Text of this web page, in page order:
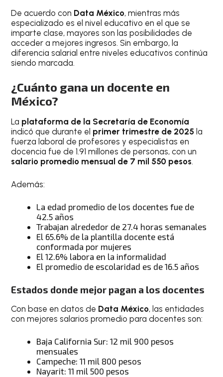
De acuerdo con Data México, mientras más
especializado es el nivel educativo en el que se
imparte clase, mayores son las posibilidades de
acceder a mejores ingresos. Sin embargo, la
diferencia salarial entre niveles educativos continúa
siendo marcada.
¿Cuánto gana un docente en
México?
La plataforma de la Secretaría de Economía
indicó que durante el primer trimestre de 2025 la
fuerza laboral de profesores y especialistas en
docencia fue de 1.91 millones de personas, con un
salario promedio mensual de 7 mil 550 pesos.
Además:
La edad promedio de los docentes fue de
42.5 años
Trabajan alrededor de 27.4 horas semanales
El 65.6% de la plantilla docente está
conformada por mujeres
El 12.6% labora en la informalidad
El promedio de escolaridad es de 16.5 años
Estados donde mejor pagan a los docentes
Con base en datos de Data México, las entidades
con mejores salarios promedio para docentes son:
Baja California Sur: 12 mil 900 pesos
mensuales
Campeche: 11 mil 800 pesos
Nayarit: 11 mil 500 pesos